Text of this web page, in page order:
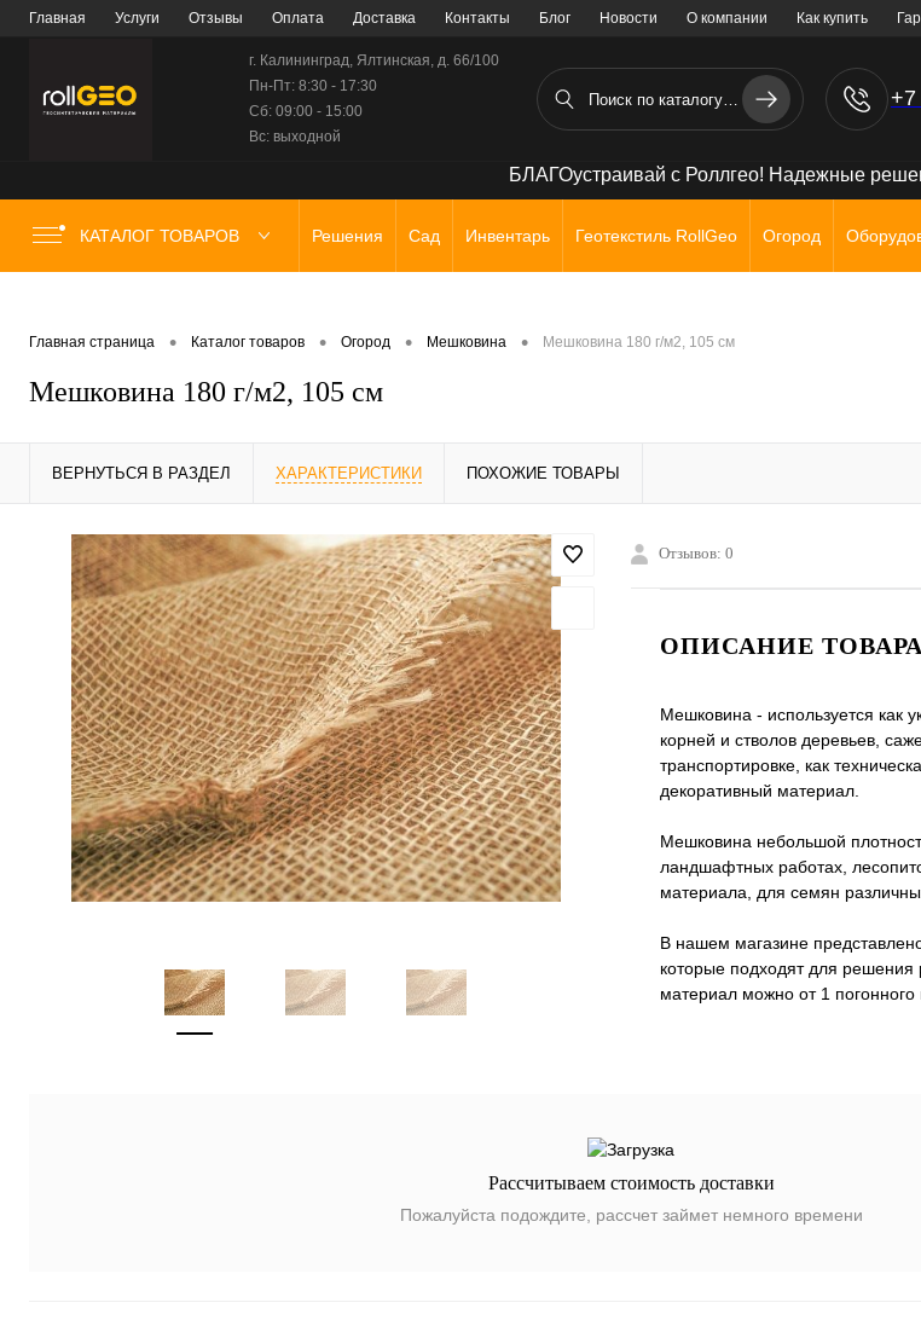
Главная Услуги Отзывы Оплата Доставка Контакты Блог Новости О компании Как купить
г. Калининград, Ялтинская, д. 66/100
Пн-Пт: 8:30 - 17:30
Сб: 09:00 - 15:00
Вс: выходной
+7
БЛАГОустраивай с Роллгео! Надежные
КАТАЛОГ ТОВАРОВ Решения Сад Инвентарь Геотекстиль RollGeo Огород
Главная страница • Каталог товаров • Огород • Мешковина • Мешковина 180 г/м2, 105 см
Мешковина 180 г/м2, 105 см
ВЕРНУТЬСЯ В РАЗДЕЛ ХАРАКТЕРИСТИКИ ПОХОЖИЕ ТОВАРЫ
Отзывов: 0
ОПИСАНИЕ
Мешковина - используется как
корней и стволов деревьев,
транспортировке, как
декоративный материал.
Мешковина небольшой
ландшафтных работах,
материала, для семян
В нашем магазине
которые подходят для решения
материал можно от 1 погонного
Рассчитываем стоимость доставки
Пожалуйста подождите, рассчет займет немного времени